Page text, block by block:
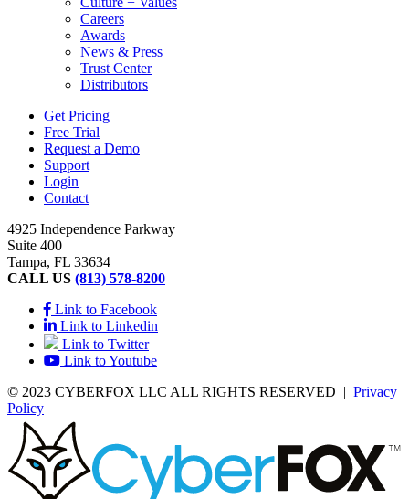
Careers
Awards
News & Press
Trust Center
Distributors
Get Pricing
Free Trial
Request a Demo
Support
Login
Contact
4925 Independence Parkway
Suite 400
Tampa, FL 33634
CALL US (813) 578-8200
Link to Facebook
Link to Linkedin
Link to Twitter
Link to Youtube
© 2023 CYBERFOX LLC ALL RIGHTS RESERVED | Privacy
Policy